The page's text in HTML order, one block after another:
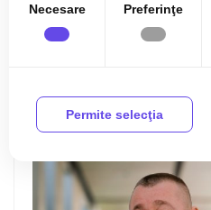
Necesare Preferinţe
Permite selecţia